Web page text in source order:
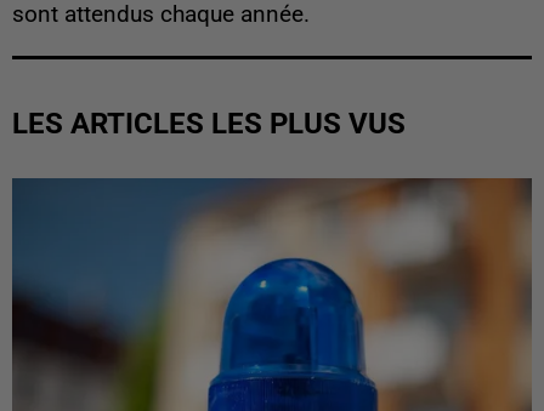
sont attendus chaque année.
LES ARTICLES LES PLUS VUS